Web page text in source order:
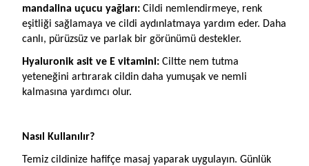
mandalina uçucu yağları: Cildi nemlendirmeye, renk
eşitliği sağlamaya ve cildi aydınlatmaya yardım eder. Daha
canlı, pürüzsüz ve parlak bir görünümü destekler.
Hyaluronik asit ve E vitamini: Ciltte nem tutma
yeteneğini artırarak cildin daha yumuşak ve nemli
kalmasına yardımcı olur.
Nasıl Kullanılır?
Temiz cildinize hafifçe masaj yaparak uygulayın. Günlük